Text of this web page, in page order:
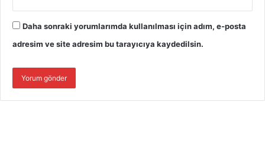
Daha sonraki yorumlarımda kullanılması için adım, e-posta
adresim ve site adresim bu tarayıcıya kaydedilsin.